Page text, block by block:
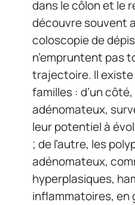
dans le côlon et le
découvre souvent
coloscopie de
n’empruntent pas
trajectoire. Il
familles : d’un
adénomateux,
leur potentiel à
; de l’autre, les
adénomateux,
hyperplasiques,
inflammatoires, en